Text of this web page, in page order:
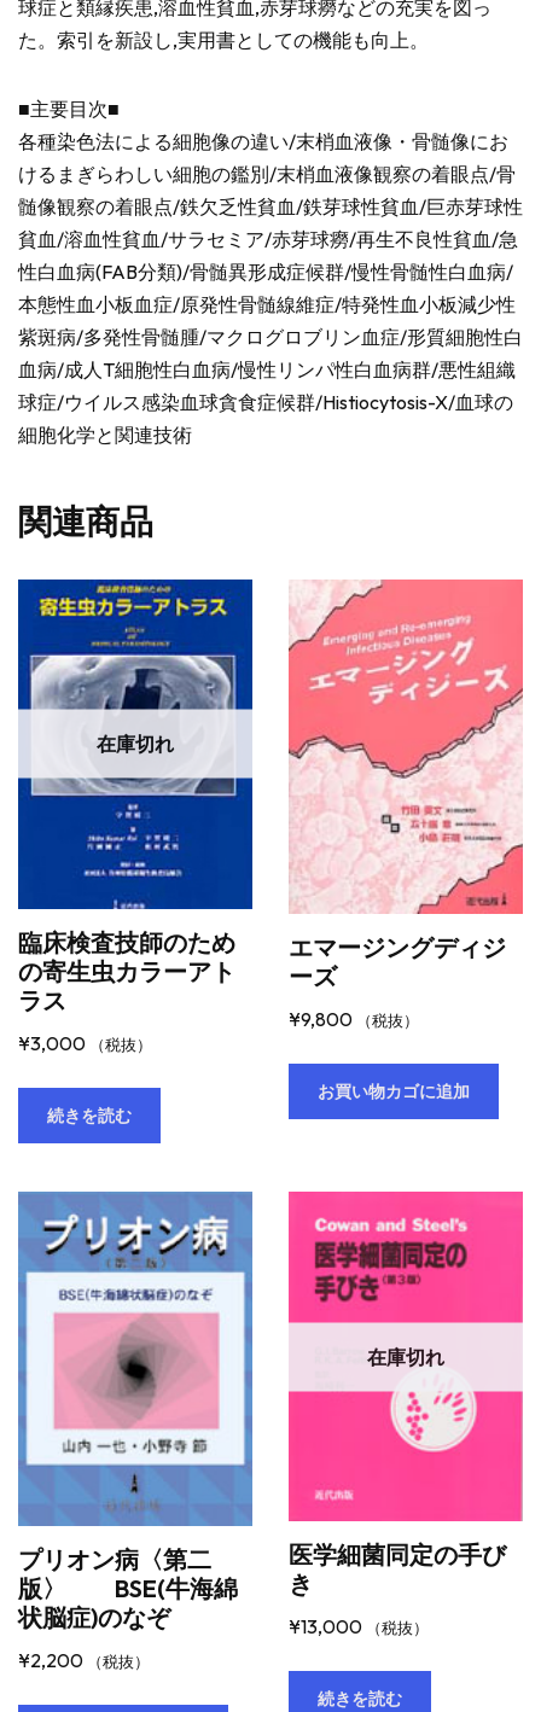
球症と類縁疾患,溶血性貧血,赤芽球癆などの充実を図っ
た。索引を新設し,実用書としての機能も向上。
■主要目次■
各種染色法による細胞像の違い/末梢血液像・骨髄像にお
けるまぎらわしい細胞の鑑別/末梢血液像観察の着眼点/骨
髄像観察の着眼点/鉄欠乏性貧血/鉄芽球性貧血/巨赤芽球性
貧血/溶血性貧血/サラセミア/赤芽球癆/再生不良性貧血/急
性白血病(FAB分類)/骨髄異形成症候群/慢性骨髄性白血病/
本態性血小板血症/原発性骨髄線維症/特発性血小板減少性
紫斑病/多発性骨髄腫/マクログロブリン血症/形質細胞性白
血病/成人T細胞性白血病/慢性リンパ性白血病群/悪性組織
球症/ウイルス感染血球貪食症候群/Histiocytosis-X/血球の
細胞化学と関連技術
関連商品
在庫切れ
臨床検査技師のため
の寄生虫カラーアト
ラス
¥3,000 （税抜）
続きを読む
エマージングディジ
ーズ
¥9,800 （税抜）
お買い物カゴに追加
プリオン病〈第二
版〉 BSE(牛海綿
状脳症)のなぞ
¥2,200 （税抜）
在庫切れ
医学細菌同定の手び
き
¥13,000 （税抜）
続きを読む